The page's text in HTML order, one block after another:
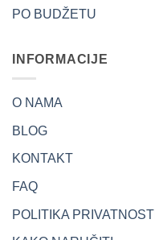
PO BUDŽETU
INFORMACIJE
O NAMA
BLOG
KONTAKT
FAQ
POLITIKA PRIVATNOSTI